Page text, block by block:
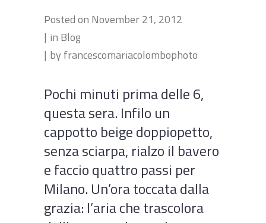
Posted on November 21, 2012
in Blog
by francescomariacolombophoto
Pochi minuti prima delle 6,
questa sera. Infilo un
cappotto beige doppiopetto,
senza sciarpa, rialzo il bavero
e faccio quattro passi per
Milano. Un’ora toccata dalla
grazia: l’aria che trascolora